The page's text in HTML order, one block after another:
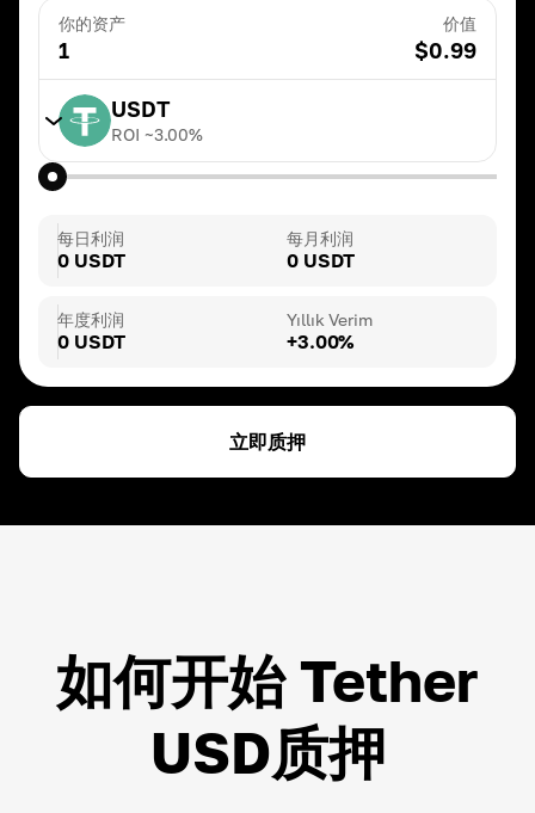
你的资产
1
价值
$0.99
USDT
ROI ~3.00%
ROI ~
ROI ~3.00%
USDT
每日利润
0 USDT
每月利润
0 USDT
年度利润
0 USDT
Yıllık Verim
+3.00%
立即质押
如何开始 Tether
USD质押